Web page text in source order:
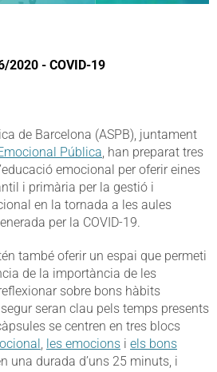
2020 - COVID-19
de Barcelona (ASPB), juntament
Pública, han preparat tres
emocional per oferir eines
i primària per la gestió i
en la tornada a les aules
per la COVID-19.
també oferir un espai que permeti
de la importància de les
sobre bons hàbits
seran clau pels temps presents
se centren en tres blocs
, les emocions i els bons
una durada d’uns 25 minuts, i